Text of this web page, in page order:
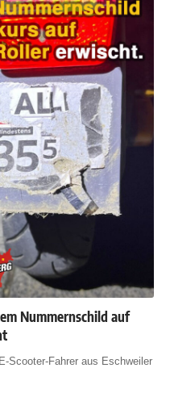
Nummernschild auf
Scooter-Fahrer aus Eschweiler